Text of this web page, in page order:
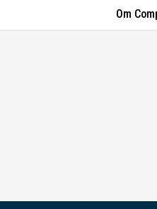
Om